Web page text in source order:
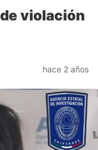
violación
hace 2 años